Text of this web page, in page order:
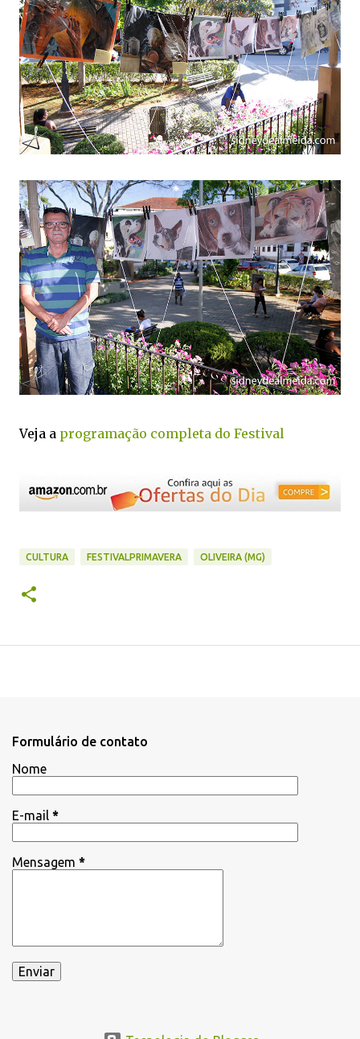
Veja a programação completa do Festival
CULTURA FESTIVALPRIMAVERA OLIVEIRA (MG)
Formulário de contato
Nome
E-mail *
Mensagem *